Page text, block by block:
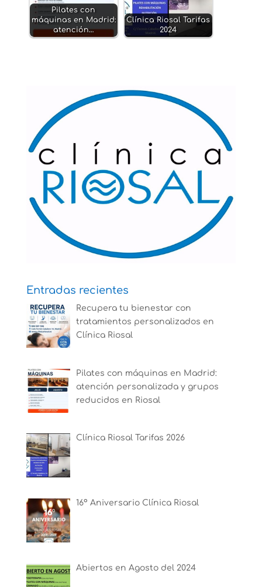
Pilates con
máquinas en Madrid:
atención…
Clínica Riosal Tarifas
2024
Entradas recientes
Recupera tu bienestar con
tratamientos personalizados en
Clínica Riosal
Pilates con máquinas en Madrid:
atención personalizada y grupos
reducidos en Riosal
Clínica Riosal Tarifas 2026
16º Aniversario Clínica Riosal
Abiertos en Agosto del 2024